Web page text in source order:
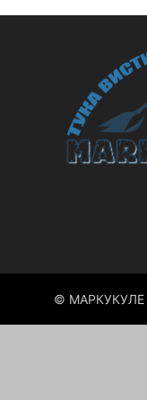
© МАРКУКУЛЕ -